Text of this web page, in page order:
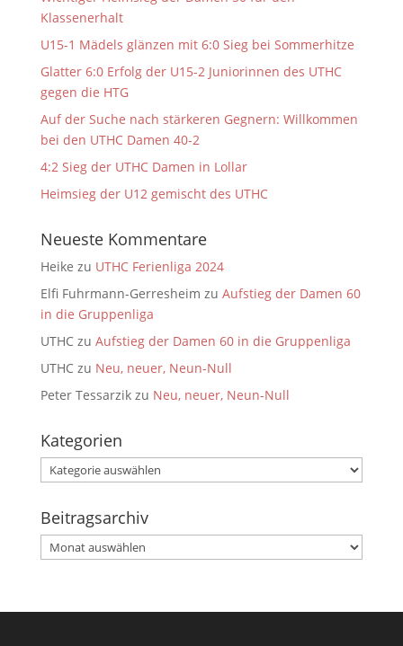
Klassenerhalt
U15-1 Mädels glänzen mit 6:0 Sieg bei Sommerhitze
Glatter 6:0 Erfolg der U15-2 Juniorinnen des UTHC
gegen die HTG
Auf der Suche nach stärkeren Gegnern: Willkommen
bei den UTHC Damen 40-2
4:2 Sieg der UTHC Damen in Lollar
Heimsieg der U12 gemischt des UTHC
Neueste Kommentare
Heike zu UTHC Ferienliga 2024
Elfi Fuhrmann-Gerresheim zu Aufstieg der Damen 60
in die Gruppenliga
UTHCzu Aufstieg der Damen 60 in die Gruppenliga
UTHCzu Neu, neuer, Neun-Null
Peter Tessarzikzu Neu, neuer, Neun-Null
Kategorien
Kategorien
Beitragsarchiv
Beitragsarchiv